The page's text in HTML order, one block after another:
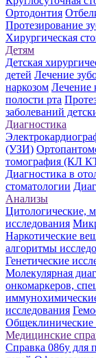
Ортодонтия
Протезирование
Хирургическая
Детям
Детская
детей Лечение
наркозом Лечение
полости рта
заболеваний
Диагностика
(УЗИ)
томография (КЛ
Диагностика в
стоматологии
Анализы
Цитологические,
исследования
Наркотические
алгоритмы
Генетические
Молекулярная
онкомаркеров,
исследования
Общеклинические
Медицинские
Справка 086у для